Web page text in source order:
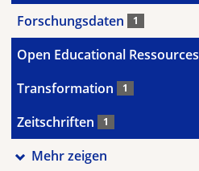
Forschungsdaten 1
Open Educational Ressources
Transformation 1
Zeitschriften 1
Mehr zeigen